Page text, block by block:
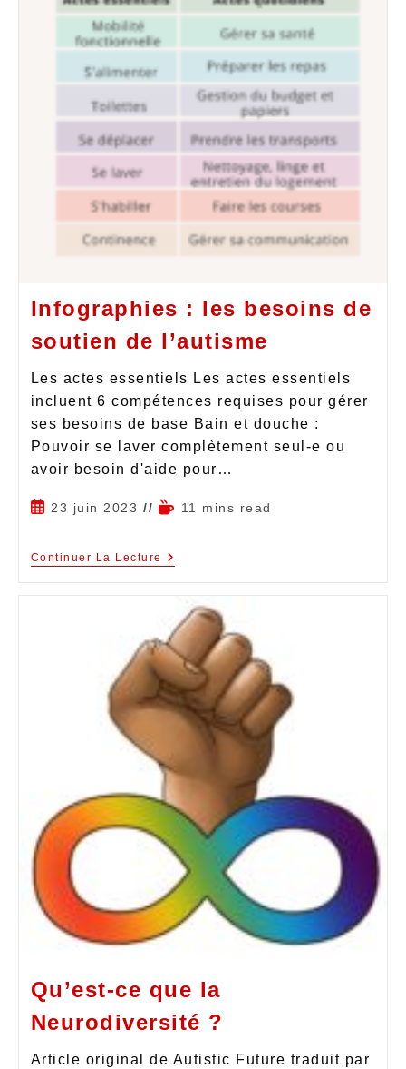
Infographies : les besoins de
soutien de l’autisme
Les actes essentiels Les actes essentiels
incluent 6 compétences requises pour gérer
ses besoins de base Bain et douche :
Pouvoir se laver complètement seul-e ou
avoir besoin d'aide pour…
23 juin 2023 11 mins read
Continuer La Lecture
Qu’est-ce que la
Neurodiversité ?
Article original de Autistic Future traduit par